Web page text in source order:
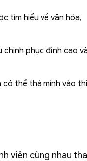
tìm hiểu về văn hóa,
chinh phục đỉnh cao và
có thể thả mình vào
viên cùng nhau